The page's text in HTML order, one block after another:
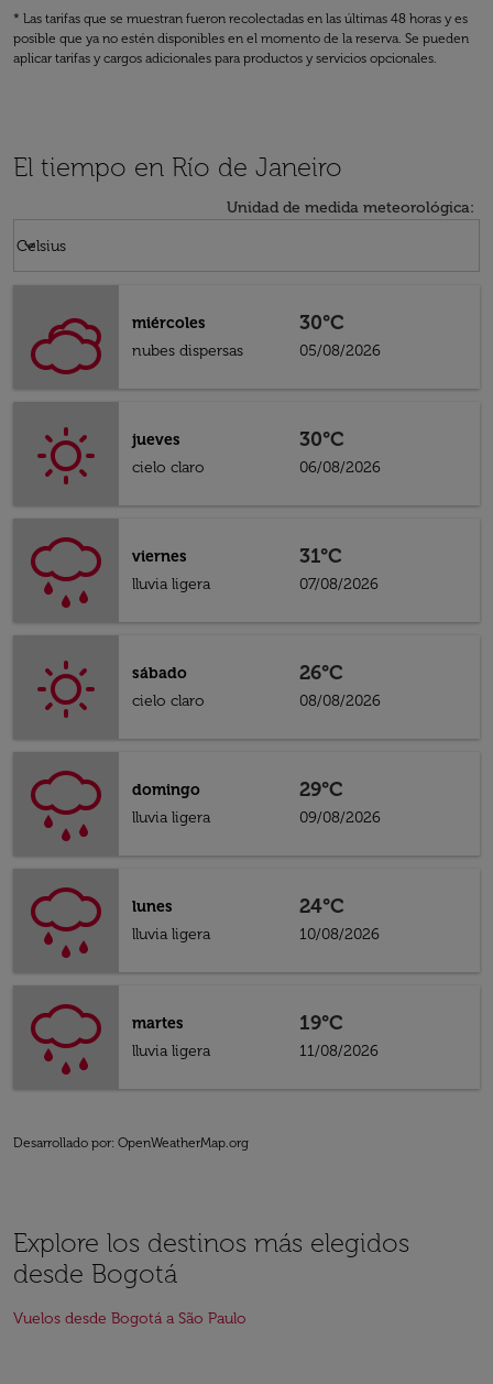
* Las tarifas que se muestran fueron recolectadas en las últimas 48 horas y es
posible que ya no estén disponibles en el momento de la reserva. Se pueden
aplicar tarifas y cargos adicionales para productos y servicios opcionales.
El tiempo en Río de Janeiro
Unidad de medida meteorológica:
Celsius
keyboard_arrow_down
miércoles
nubes dispersas
30°C
05/08/2026
jueves
cielo claro
30°C
06/08/2026
viernes
lluvia ligera
31°C
07/08/2026
sábado
cielo claro
26°C
08/08/2026
domingo
lluvia ligera
29°C
09/08/2026
lunes
lluvia ligera
24°C
10/08/2026
martes
lluvia ligera
19°C
11/08/2026
Desarrollado por: OpenWeatherMap.org
Explore los destinos más elegidos
desde Bogotá
Vuelos desde Bogotá a São Paulo